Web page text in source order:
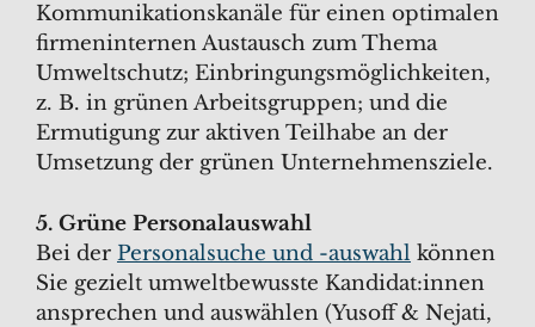
Kommunikationskanäle für einen optimalen
firmeninternen Austausch zum Thema
Umweltschutz; Einbringungsmöglichkeiten,
z. B. in grünen Arbeitsgruppen; und die
Ermutigung zur aktiven Teilhabe an der
Umsetzung der grünen Unternehmensziele.
5. Grüne Personalauswahl
Bei der Personalsuche und -auswahl können
Sie gezielt umweltbewusste Kandidat:innen
ansprechen und auswählen (Yusoff & Nejati,